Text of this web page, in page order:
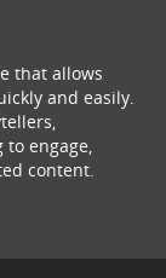
that allows
and easily.
to engage,
content.